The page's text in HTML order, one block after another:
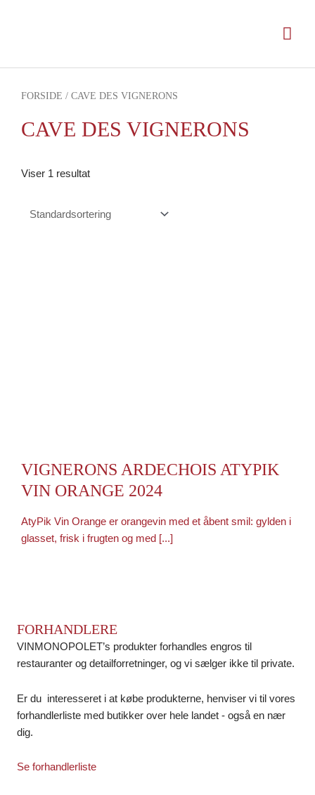
FORSIDE / CAVE DES VIGNERONS
CAVE DES VIGNERONS
Viser 1 resultat
VIGNERONS ARDECHOIS ATYPIK
VIN ORANGE 2024
AtyPik Vin Orange er orangevin med et åbent smil: gylden i
glasset, frisk i frugten og med [...]
FORHANDLERE
VINMONOPOLET’s produkter forhandles engros til
restauranter og detailforretninger, og vi sælger ikke til private.
Er du interesseret i at købe produkterne, henviser vi til vores
forhandlerliste med butikker over hele landet - også en nær
dig.
Se forhandlerliste